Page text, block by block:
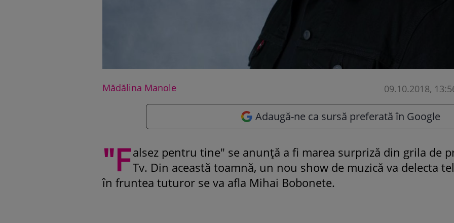
Mădălina Manole 09.10.2018,
Adaugă-ne ca sursă preferată în Google
"F alsez pentru tine" se anunță a fi marea surpriză din grila de
Tv. Din această toamnă, un nou show de muzică va delecta
în fruntea tuturor se va afla Mihai Bobonete.